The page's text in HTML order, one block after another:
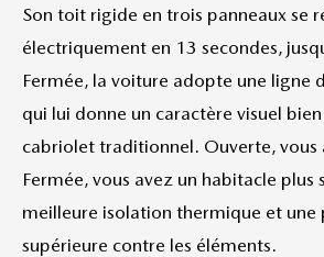
Son toit rigide en trois panneaux se
électriquement en 13 secondes,
Fermée, la voiture adopte une ligne
qui lui donne un caractère visuel
cabriolet traditionnel. Ouverte, vous
Fermée, vous avez un habitacle plus
meilleure isolation thermique et une
supérieure contre les éléments.